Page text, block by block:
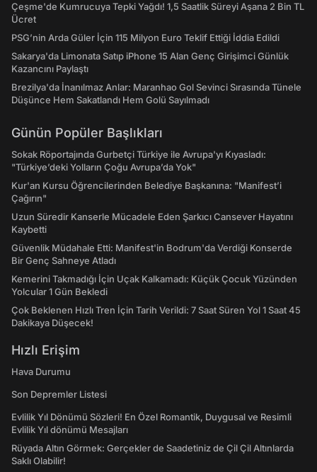
Çeşme'de Kumrucuya Tepki Yağdı! 1,5 Saatlik Süreyi Aşana 2 Bin TL
Ücret
PSG’nin Arda Güler İçin 115 Milyon Euro Teklif Ettiği İddia Edildi
Sakarya'da Limonata Satıp iPhone 15 Alan Genç Girişimci Günlük
Kazancını Paylaştı
Brezilya'da İnanılmaz Anlar: Maranhao Gol Sevinci Sırasında Tünele
Düşünce Hem Sakatlandı Hem Golü Sayılmadı
Günün Popüler Başlıkları
Sokak Röportajında Gurbetçi Türkiye ile Avrupa'yı Kıyasladı:
"Türkiye’deki Yolların Çoğu Avrupa’da Yok"
Kur'an Kursu Öğrencilerinden Belediye Başkanına: "Manifest’i
Çağırın"
Uzun Süredir Kanserle Mücadele Eden Şarkıcı Cansever Hayatını
Kaybetti
Güvenlik Müdahale Etti: Manifest'in Bodrum'da Verdiği Konserde
Bir Genç Sahneye Atladı
Kemerini Takmadığı İçin Uçak Kalkamadı: Küçük Çocuk Yüzünden
Yolcular 1 Gün Bekledi
Çok Beklenen Hızlı Tren İçin Tarih Verildi: 7 Saat Süren Yol 1 Saat 45
Dakikaya Düşecek!
Hızlı Erişim
Hava Durumu
Son Depremler Listesi
Evlilik Yıl Dönümü Sözleri! En Özel Romantik, Duygusal ve Resimli
Evlilik Yıl dönümü Mesajları
Rüyada Altın Görmek: Gerçekler de Saadetiniz de Çil Çil Altınlarda
Saklı Olabilir!